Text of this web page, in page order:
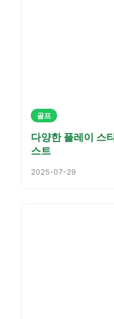
골프
다양한 플레이 스
스트
2025-07-29